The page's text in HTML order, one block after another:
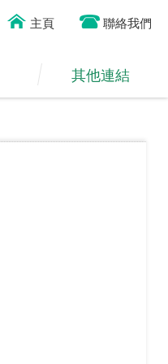
主頁 聯絡我們
其他連結